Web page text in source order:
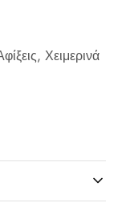
, Χειμερινά